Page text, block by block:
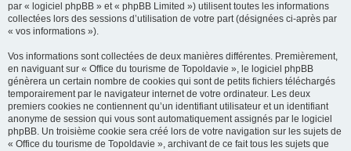
par « logiciel phpBB » et « phpBB Limited ») utilisent toutes les informations
collectées lors des sessions d’utilisation de votre part (désignées ci-après par
« vos informations »).
Vos informations sont collectées de deux manières différentes. Premièrement,
en naviguant sur « Office du tourisme de Topoldavie », le logiciel phpBB
génèrera un certain nombre de cookies qui sont de petits fichiers téléchargés
temporairement par le navigateur internet de votre ordinateur. Les deux
premiers cookies ne contiennent qu’un identifiant utilisateur et un identifiant
anonyme de session qui vous sont automatiquement assignés par le logiciel
phpBB. Un troisième cookie sera créé lors de votre navigation sur les sujets de
« Office du tourisme de Topoldavie », archivant de ce fait tous les sujets que